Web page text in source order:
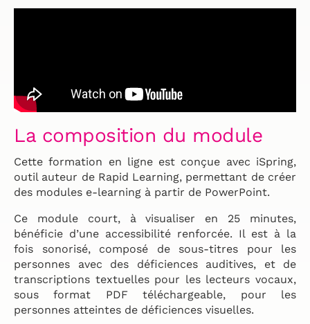
La composition du module
Cette formation en ligne est conçue avec iSpring,
outil auteur de Rapid Learning, permettant de créer
des modules e-learning à partir de PowerPoint.
Ce module court, à visualiser en 25 minutes,
bénéficie d’une accessibilité renforcée. Il est à la
fois sonorisé, composé de sous-titres pour les
personnes avec des déficiences auditives, et de
transcriptions textuelles pour les lecteurs vocaux,
sous format PDF téléchargeable, pour les
personnes atteintes de déficiences visuelles.